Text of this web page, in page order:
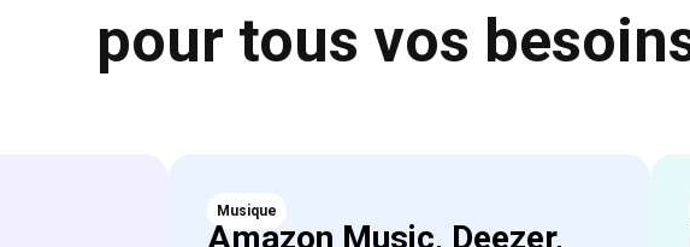
pour tous vos
Musique
Amazon Music, Deezer,